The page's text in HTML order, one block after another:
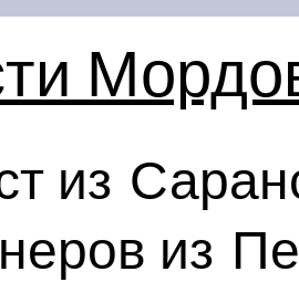
из
из